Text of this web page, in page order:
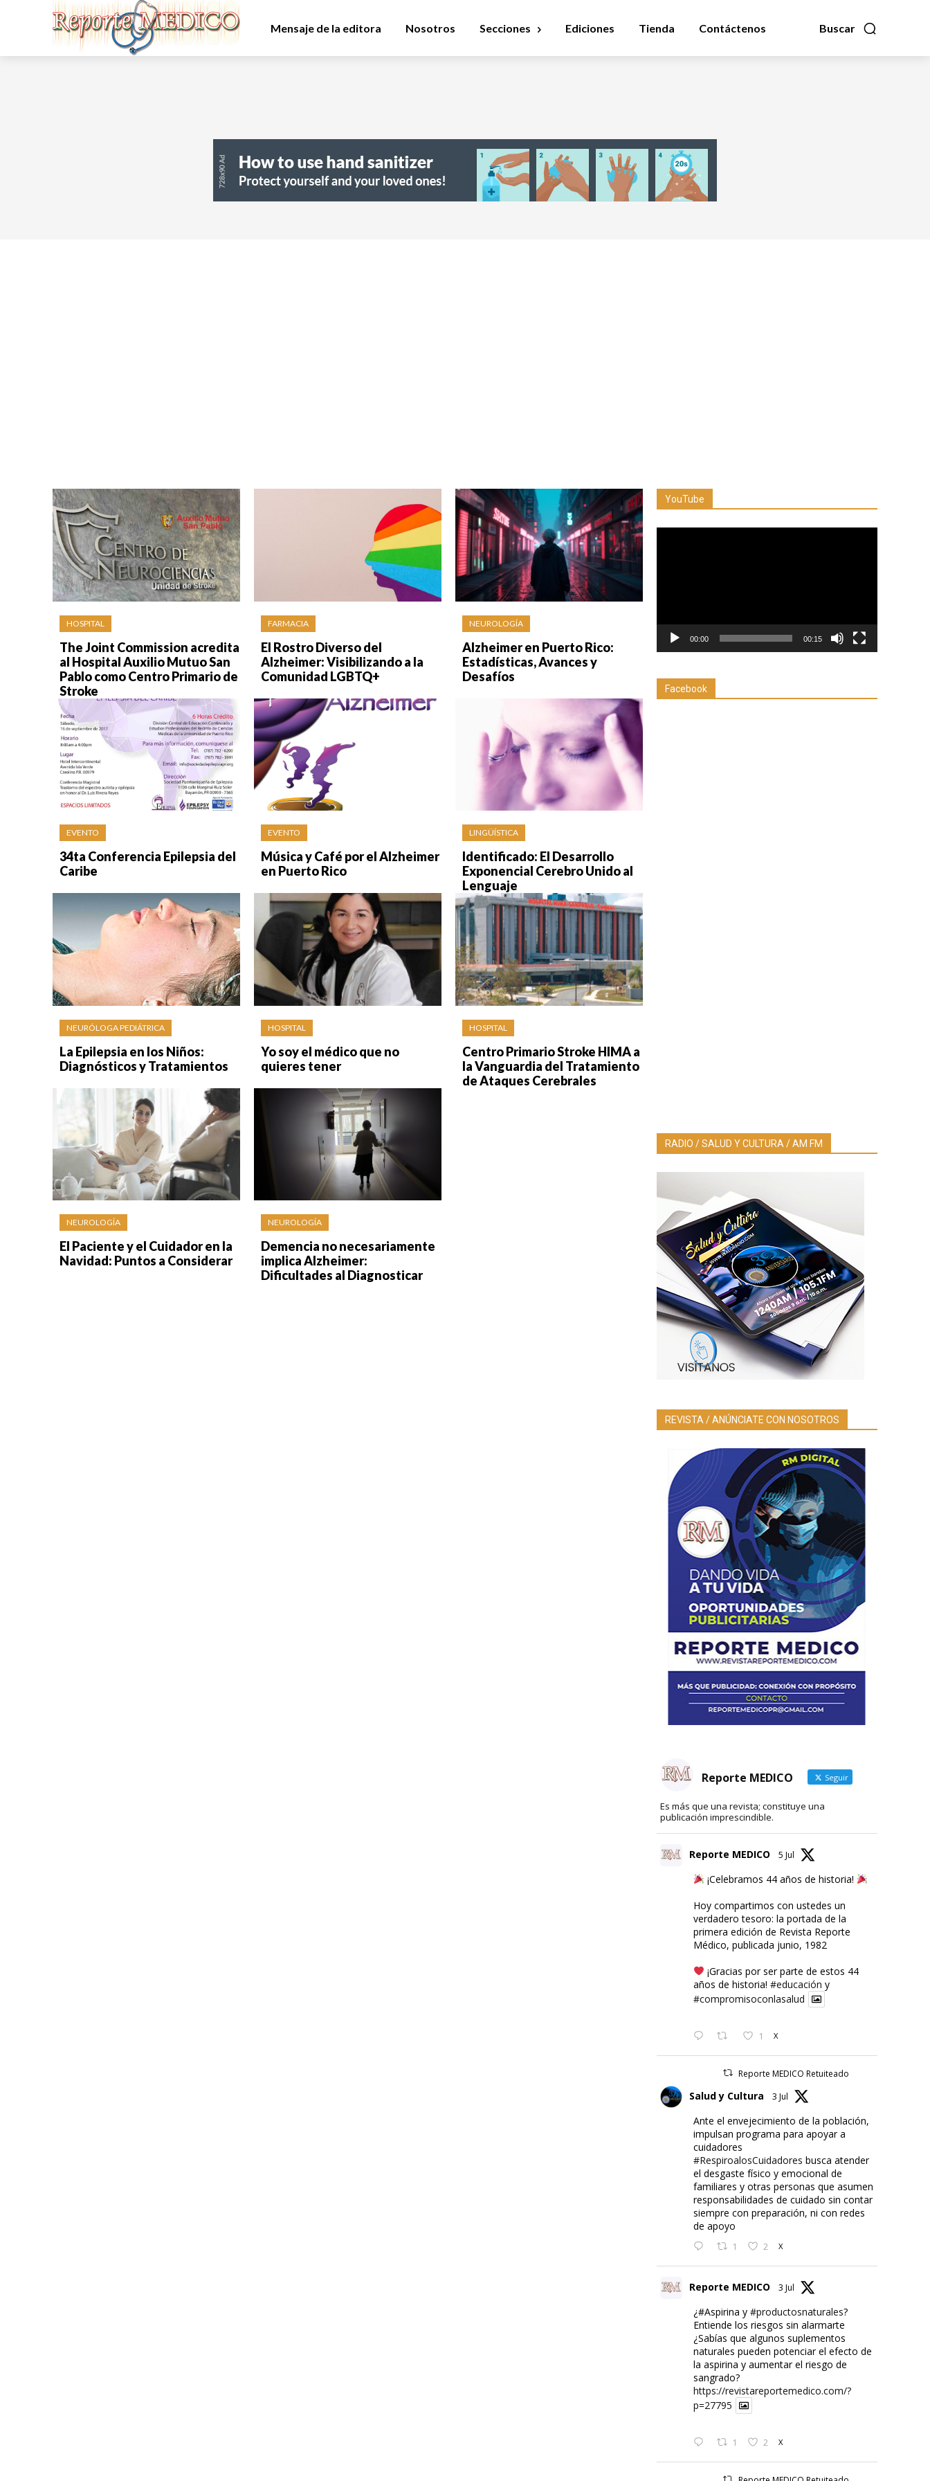
Buscar
Mensaje de la editora Nosotros Secciones Ediciones Tienda Contáctenos
HOSPITAL
The Joint Commission acredita
al Hospital Auxilio Mutuo San
Pablo como Centro Primario de
Stroke
FARMACIA
El Rostro Diverso del
Alzheimer: Visibilizando a la
Comunidad LGBTQ+
NEUROLOGÍA
Alzheimer en Puerto Rico:
Estadísticas, Avances y
Desafíos
EVENTO
34ta Conferencia Epilepsia del
Caribe
EVENTO
Música y Café por el Alzheimer
en Puerto Rico
LINGÜÍSTICA
Identificado: El Desarrollo
Exponencial Cerebro Unido al
Lenguaje
NEURÓLOGA PEDIÁTRICA
La Epilepsia en los Niños:
Diagnósticos y Tratamientos
HOSPITAL
Yo soy el médico que no
quieres tener
HOSPITAL
Centro Primario Stroke HIMA a
la Vanguardia del Tratamiento
de Ataques Cerebrales
NEUROLOGÍA
El Paciente y el Cuidador en la
Navidad: Puntos a Considerar
NEUROLOGÍA
Demencia no necesariamente
implica Alzheimer:
Dificultades al Diagnosticar
YouTube
00:00 00:15
Facebook
RADIO / SALUD Y CULTURA / AM FM
REVISTA / ANÚNCIATE CON NOSOTROS
Reporte MEDICO Seguir
Es más que una revista; constituye una
publicación imprescindible.
Reporte MEDICO 5 Jul
¡Celebramos 44 años de historia!
Hoy compartimos con ustedes un
verdadero tesoro: la portada de la
primera edición de Revista Reporte
Médico, publicada junio, 1982
¡Gracias por ser parte de estos 44
años de historia! #educación y
#compromisoconlasalud
1 X
Reporte MEDICO Retuiteado
Salud y Cultura 3 Jul
Ante el envejecimiento de la población,
impulsan programa para apoyar a
cuidadores
#RespiroalosCuidadores busca atender
el desgaste físico y emocional de
familiares y otras personas que asumen
responsabilidades de cuidado sin contar
siempre con preparación, ni con redes
de apoyo
1 2 X
Reporte MEDICO 3 Jul
¿#Aspirina y #productosnaturales?
Entiende los riesgos sin alarmarte
¿Sabías que algunos suplementos
naturales pueden potenciar el efecto de
la aspirina y aumentar el riesgo de
sangrado?
https://revistareportemedico.com/?
p=27795
1 2 X